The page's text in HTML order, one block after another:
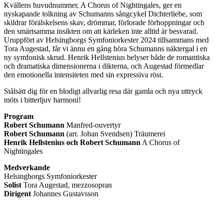
Kvällens huvudnummer, A Chorus of Nightingales, ger en
nyskapande tolkning av Schumanns sångcykel Dichterliebe, som
skildrar förälskelsens skav, drömmar, förlorade förhoppningar och
den smärtsamma insikten om att kärleken inte alltid är besvarad.
Uruppfört av Helsingborgs Symfoniorkester 2024 tillsammans med
Tora Augestad, får vi ännu en gång höra Schumanns näktergal i en
ny symfonisk skrud. Henrik Hellstenius belyser både de romantiska
och dramatiska dimensionerna i dikterna, och Augestad förmedlar
den emotionella intensiteten med sin expressiva röst.
Stålsätt dig för en blodigt allvarlig resa där gamla och nya uttryck
möts i bitterljuv harmoni!
Program
Robert Schumann Manfred-ouvertyr
Robert Schumann (arr. Johan Svendsen) Träumerei
Henrik Hellstenius och Robert Schumann A Chorus of
Nightingales
Medverkande
Helsingborgs Symfoniorkester
Solist Tora Augestad, mezzosopran
Dirigent Johannes Gustavsson